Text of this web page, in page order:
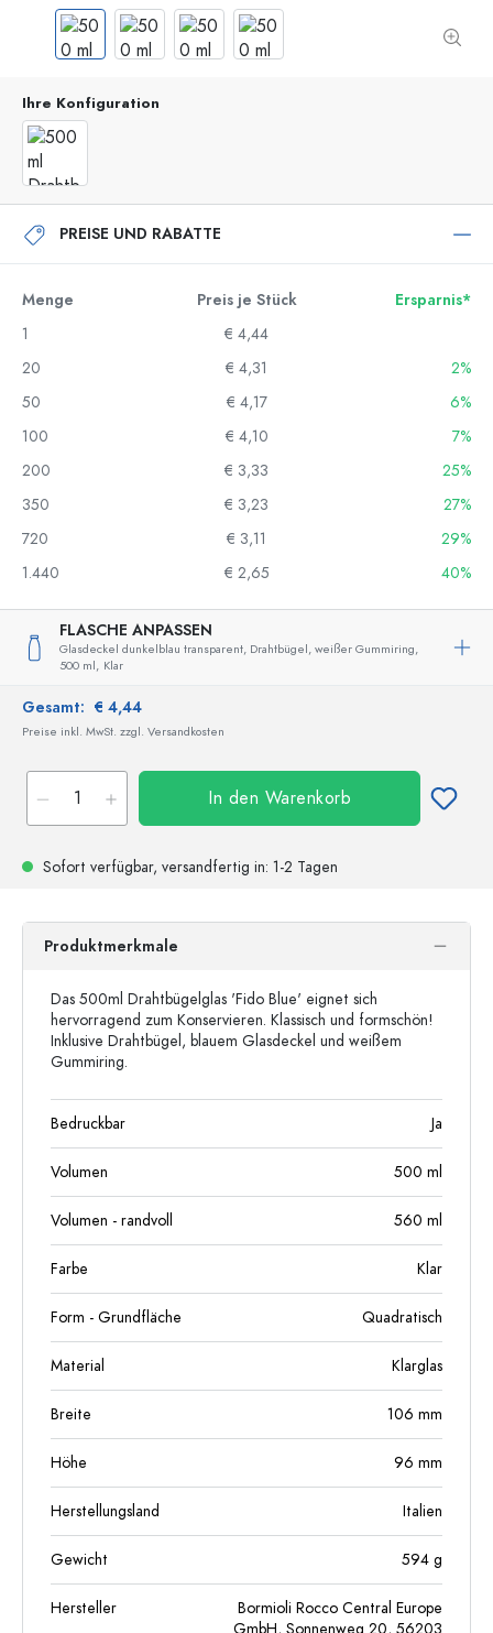
Ihre Konfiguration
PREISE UND RABATTE
Menge Preis je Stück
Ersparnis*
1
€ 4,44
20
€ 4,31
2%
50
€ 4,17
6%
100
€ 4,10
7%
200
€ 3,33
25%
350
€ 3,23
27%
720
€ 3,11
29%
1.440
€ 2,65 40%
FLASCHE ANPASSEN
Glasdeckel dunkelblau transparent, Drahtbügel, weißer Gummiring,
500 ml, Klar
Gesamt: € 4,44
Preise inkl. MwSt. zzgl. Versandkosten
In den Warenkorb
Sofort verfügbar, versandfertig in: 1-2 Tagen
Produktmerkmale
Das 500ml Drahtbügelglas 'Fido Blue' eignet sich
hervorragend zum Konservieren. Klassisch und formschön!
Inklusive Drahtbügel, blauem Glasdeckel und weißem
Gummiring.
Bedruckbar Ja
Volumen 500 ml
Volumen - randvoll 560 ml
Farbe Klar
Form - Grundfläche Quadratisch
Material Klarglas
Breite 106 mm
Höhe 96 mm
Herstellungsland Italien
Gewicht 594 g
Hersteller
Bormioli Rocco Central Europe